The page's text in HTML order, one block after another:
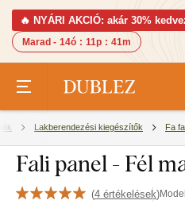
🔥 NYÁRI AKCIÓ: akár 30%
Marad - 14ó : 11p : 40m
Lakberendezési kiegészítők Fa
Fali panel - Fél
(4 értékelések)